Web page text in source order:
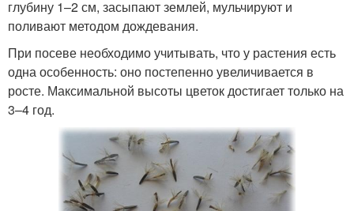
глубину 1–2 см, засыпают землей, мульчируют и
поливают методом дождевания.
При посеве необходимо учитывать, что у растения есть
одна особенность: оно постепенно увеличивается в
росте. Максимальной высоты цветок достигает только на
3–4 год.